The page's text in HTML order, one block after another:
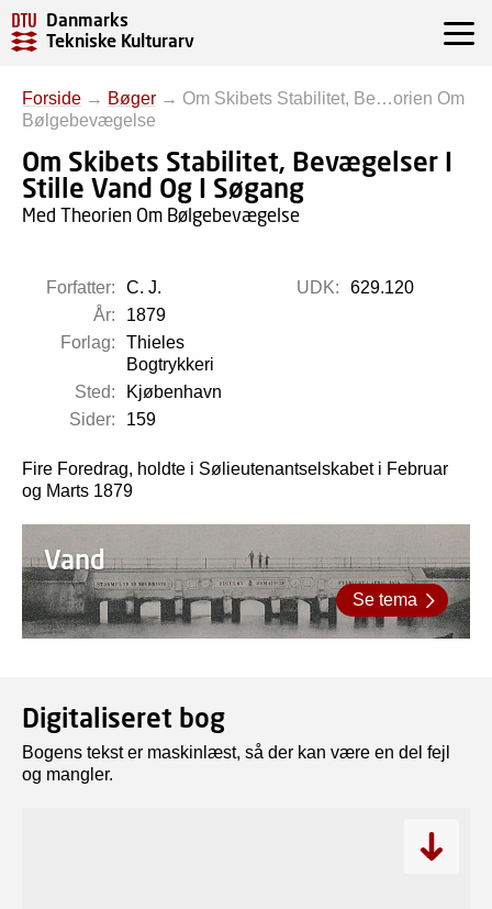
Danmarks
Tekniske Kulturarv
Forside → Bøger → Om Skibets Stabilitet, Be…orien Om
Bølgebevægelse
Om Skibets Stabilitet, Bevægelser I
Stille Vand Og I Søgang
Med Theorien Om Bølgebevægelse
Forfatter:
C. J.
År:
1879
Forlag:
Thieles
Bogtrykkeri
Sted:
Kjøbenhavn
Sider:
159
UDK: 629.120
Fire Foredrag, holdte i Sølieutenantselskabet i Februar
og Marts 1879
Vand
Se tema
Digitaliseret bog
Bogens tekst er maskinlæst, så der kan være en del fejl
og mangler.